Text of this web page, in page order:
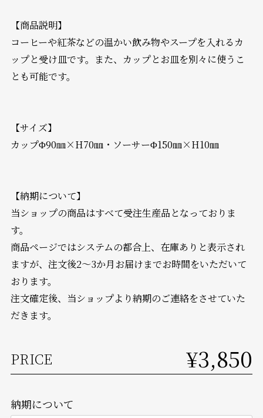
【商品説明】
コーヒーや紅茶などの温かい飲み物やスープを入れるカ
ップと受け皿です。また、カップとお皿を別々に使うこ
とも可能です。
【サイズ】
カップΦ90㎜×H70㎜・ソーサーΦ150㎜×H10㎜
【納期について】
当ショップの商品はすべて受注生産品となっておりま
す。
商品ページではシステムの都合上、在庫ありと表示され
ますが、注文後2～3か月お届けまでお時間をいただいて
おります。
注文確定後、当ショップより納期のご連絡をさせていた
だきます。
PRICE ¥3,850
納期について